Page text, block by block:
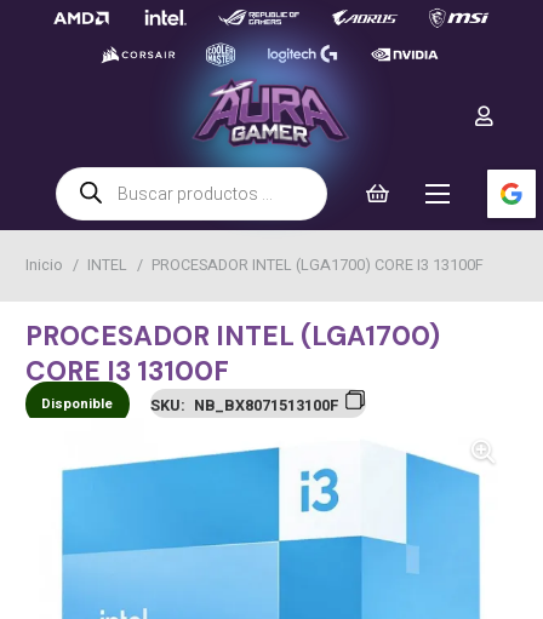
Búsqueda
de
productos
Inicio / INTEL / PROCESADOR INTEL (LGA1700) CORE I3 13100F
PROCESADOR INTEL (LGA1700)
CORE I3 13100F
Disponible SKU: NB_BX8071513100F